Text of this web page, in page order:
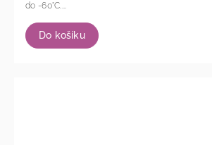
Do košíku
do -60°C....